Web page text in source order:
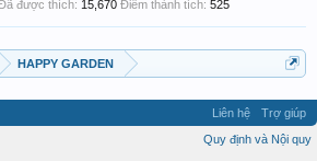
được thích: 15,670 Điểm thành tích: 525
HAPPY GARDEN
Liên hệ
Trợ giúp
Quy định và Nội quy